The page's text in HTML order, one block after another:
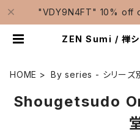
"VDY9N4FT" 10% off
ZEN Sumi / 禅
HOME
By series - シリーズ
Shougetsudo